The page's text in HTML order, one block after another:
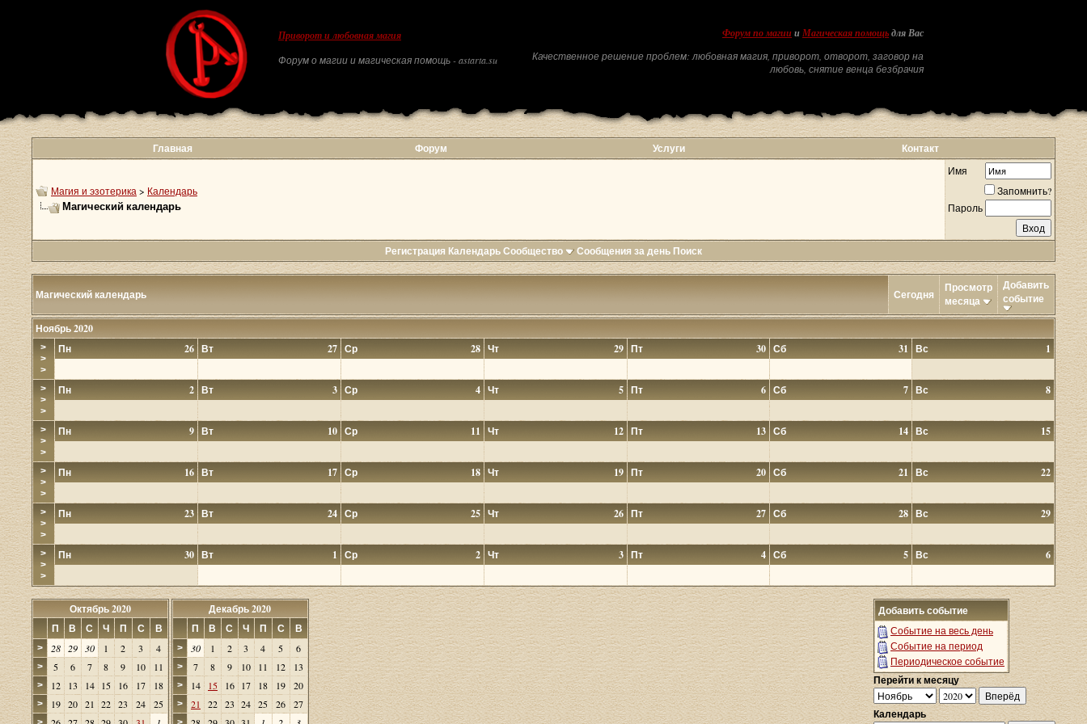
Приворот и любовная магия
Форум о магии и магическая помощь - astarta.su
Форум по магии и Магическая помощь для Вас
Качественное решение проблем: любовная магия, приворот, отворот, заговор на
любовь, снятие венца безбрачия
Главная Форум Услуги Контакт
Магия и эзотерика > Календарь
Магический календарь
Имя
Запомнить?
Пароль
Регистрация КалендарьСообщество Сообщения за день Поиск
Магический календарь Сегодня
Просмотр
месяца
Добавить
событие
Ноябрь 2020
>
>
>
26
Пн 27
Вт 28
Ср 29
Чт 30
Пт 31
Сб 1
Вс
>
>
>
2
Пн 3
Вт 4
Ср 5
Чт 6
Пт 7
Сб 8
Вс
>
>
>
9
Пн 10
Вт 11
Ср 12
Чт 13
Пт 14
Сб 15
Вс
>
>
>
16
Пн 17
Вт 18
Ср 19
Чт 20
Пт 21
Сб 22
Вс
>
>
>
23
Пн 24
Вт 25
Ср 26
Чт 27
Пт 28
Сб 29
Вс
>
>
>
30
Пн 1
Вт 2
Ср 3
Чт 4
Пт 5
Сб 6
Вс
Октябрь 2020
П
В С Ч П С В
> 28 29 30 1 2 3 4
> 5 6 7 8 9 10 11
> 12 13 14 15 16 17 18
> 19 20 21 22 23 24 25
Декабрь 2020
П
В С Ч П С В
> 30 1 2 3 4 5 6
> 7 8 9 10 11 12 13
> 14 15 16 17 18 19 20
> 21 22 23 24 25 26 27
Добавить событие
Событие на весь день
Событие на период
Периодическое событие
Перейти к месяцу
Календарь